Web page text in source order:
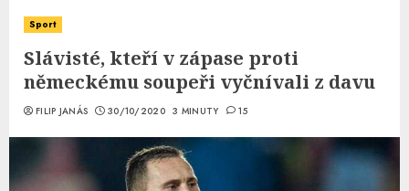
Sport
Slávisté, kteří v zápase proti
německému soupeři vyčnívali z davu
FILIP JANÁS 30/10/2020 3 MINUTY 15